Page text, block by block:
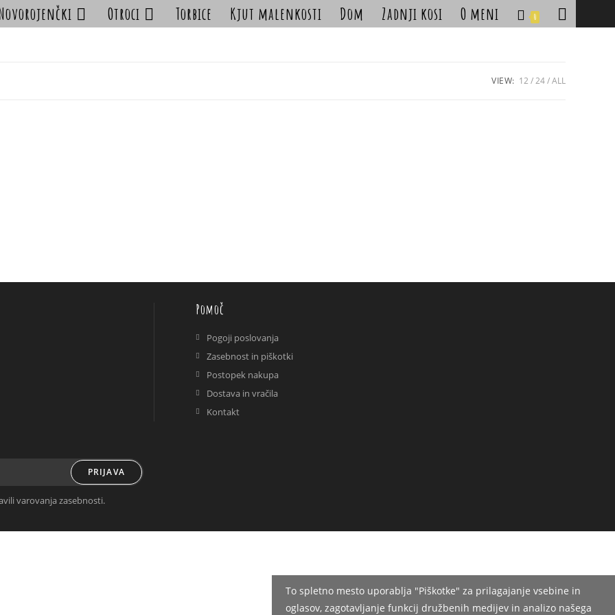
Otroci Torbice Kjut malenkosti Dom Zadnji kosi O meni 0 Toggle
VIEW: 12 24 ALL
PRIJAVA
varovanja zasebnosti.
Pomoč
Pogoji poslovanja
Zasebnost in piškotki
Postopek nakupa
Dostava in vračila
Kontakt
To spletno mesto uporablja "Piškotke" za prilagajanje vsebine in
oglasov, zagotavljanje funkcij družbenih medijev in analizo našega